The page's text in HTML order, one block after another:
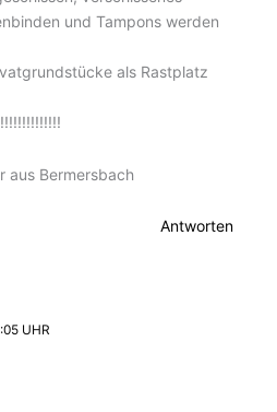
und Tampons werden
als Rastplatz
aus Bermersbach
Antworten
UHR